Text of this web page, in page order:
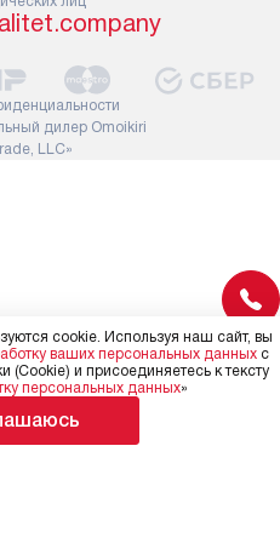
ручки
требуется
дилер Omoikiri
LLC»
cookie. Используя наш сайт, вы
ваших персональных данныхс
и присоединяетесь к тексту
персональных данных»